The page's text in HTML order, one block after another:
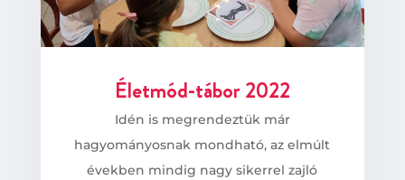
Életmód-tábor 2022
Idén is megrendeztük már
hagyományosnak mondható, az elmúlt
években mindig nagy sikerrel zajló